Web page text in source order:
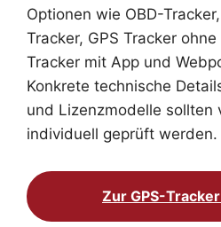
Optionen wie OBD-
Tracker, GPS Tracker
Tracker mit App und
Konkrete technische
und Lizenzmodelle sollten
individuell geprüft werden.
Zur GPS-